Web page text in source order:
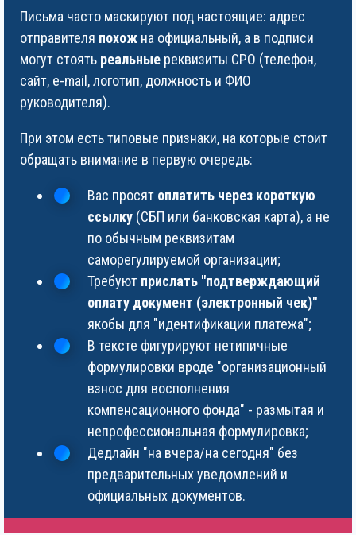
Письма часто маскируют под настоящие: адрес
отправителя похож на официальный, а в подписи
могут стоять реальные реквизиты СРО (телефон,
сайт, e-mail, логотип, должность и ФИО
руководителя).
При этом есть типовые признаки, на которые стоит
обращать внимание в первую очередь:
Вас просят оплатить через короткую
ссылку (СБП или банковская карта), а не
по обычным реквизитам
саморегулируемой организации;
Требуют прислать "подтверждающий
оплату документ (электронный чек)"
якобы для "идентификации платежа";
В тексте фигурируют нетипичные
формулировки вроде "организационный
взнос для восполнения
компенсационного фонда" - размытая и
непрофессиональная формулировка;
Дедлайн "на вчера/на сегодня" без
предварительных уведомлений и
официальных документов.